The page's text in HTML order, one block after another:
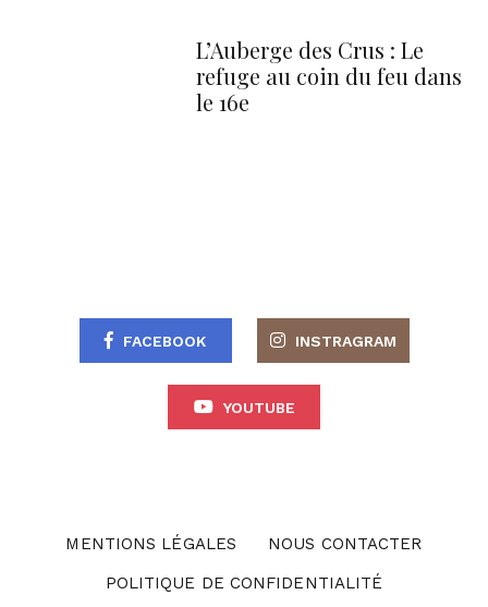
L’Auberge des Crus : Le
refuge au coin du feu dans
le 16e
FACEBOOK INSTRAGRAM
YOUTUBE
MENTIONS LÉGALES
NOUS CONTACTER
POLITIQUE DE CONFIDENTIALITÉ